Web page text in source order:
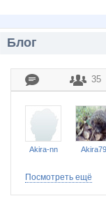
Блог
35
Akira-nn Akira79
Посмотреть ещё